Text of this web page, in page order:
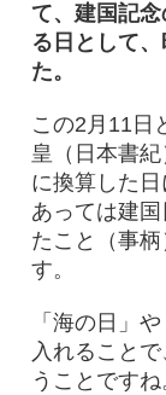
て、建国記
る日として
た。
この2月11日
皇（日本書
に換算した
あっては建
たこと（事
す。
「海の日」
入れること
うことですね